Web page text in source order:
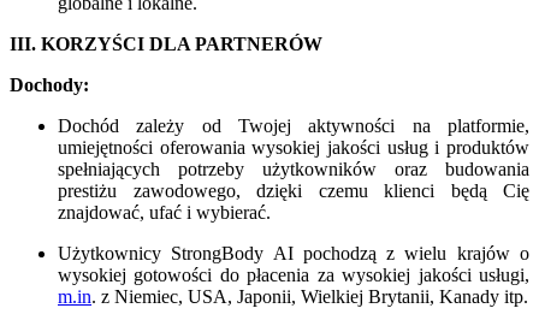
III. KORZYŚCI DLA PARTNERÓW
Dochody:
Dochód zależy od Twojej aktywności na platformie,
umiejętności oferowania wysokiej jakości usług i produktów
spełniających potrzeby użytkowników oraz budowania
prestiżu zawodowego, dzięki czemu klienci będą Cię
znajdować, ufać i wybierać.
Użytkownicy StrongBody AI pochodzą z wielu krajów o
wysokiej gotowości do płacenia za wysokiej jakości usługi,
m.in. z Niemiec, USA, Japonii, Wielkiej Brytanii, Kanady itp.